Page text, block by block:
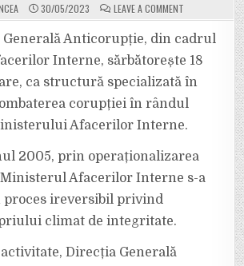
30/05/2023 LEAVE A COMMENT
DIRECȚIA
ANTICORUPȚIE
ÎMPLINEȘTE
18
ANI
DE
ACTIVITATE
Generală Anticorupție, din cadrul
Interne, sărbătorește 18
ca structură specializată în
corupției în rândul
Afacerilor Interne.
2005, prin operaționalizarea
Afacerilor Interne s-a
ireversibil privind
climat de integritate.
Direcția Generală